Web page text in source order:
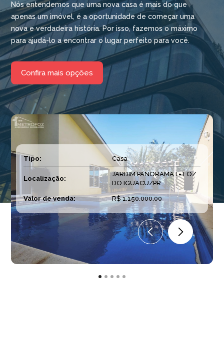
Nós entendemos que uma nova casa é mais do que
apenas um imóvel, é a oportunidade de começar uma
nova e verdadeira história. Por isso, fazemos o máximo
para ajudá-lo a encontrar o lugar perfeito para você.
Confira mais opções
Tipo: Casa
Localização:
JARDIM PANORAMA I - FOZ
DO IGUACU/PR
Valor de venda: R$ 1.150.000,00